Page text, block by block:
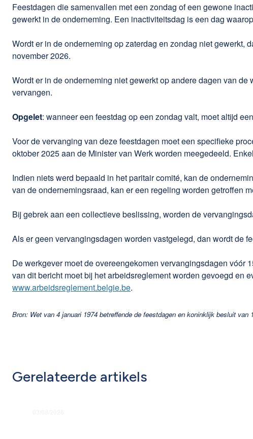
Feestdagen die samenvallen met een zondag of een gewone
gewerkt in de onderneming. Een inactiviteitsdag is een dag
Wordt er in de onderneming op zaterdag en zondag niet gewerkt,
november 2026.
Wordt er in de onderneming niet gewerkt op andere dagen van
vervangen.
Opgelet: wanneer een feestdag op een zondag valt, moet altijd
Voor de vervanging van deze feestdagen moet een specifieke
oktober 2025 aan de Minister van Werk worden meegedeeld.
Indien niets werd bepaald in het paritair comité, kan de
van de ondernemingsraad, kan er een regeling worden getroffen
Bij gebrek aan een collectieve beslissing, worden de
Als er geen vervangingsdagen worden vastgelegd, dan wordt de
De werkgever moet de overeengekomen vervangingsdagen
van dit bericht moet bij het arbeidsreglement worden gevoegd en
www.arbeidsreglement.belgie.be.
Bron: Wet van 4 januari 1974 betreffende de feestdagen en koninklijk besluit
Gerelateerde artikels